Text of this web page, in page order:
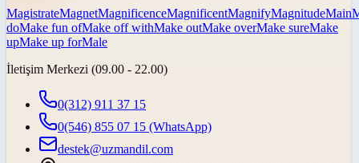
MagistrateMagnetMagnificenceMagnificentMagnifyMagnitudeMain
doMake fun ofMake off withMake outMake overMake sureMake
upMake up forMale
İletişim Merkezi (09.00 - 22.00)
0(312) 911 37 15
0(546) 855 07 15 (WhatsApp)
destek@uzmandil.com